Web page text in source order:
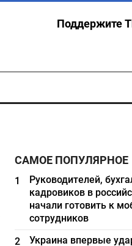
Поддержите
САМОЕ ПОПУЛЯРНОЕ
1
Руководителей,
кадровиков в
начали готовить к
сотрудников
2
Украина впервые